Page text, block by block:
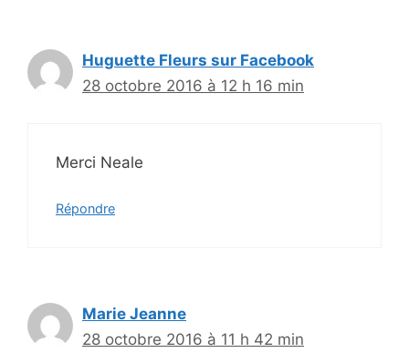
Huguette Fleurs sur Facebook
28 octobre 2016 à 12 h 16 min
Merci Neale
Répondre
Marie Jeanne
28 octobre 2016 à 11 h 42 min